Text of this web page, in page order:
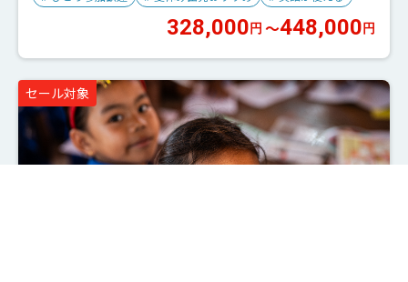
328,000 円 〜448,000 円
セール対象